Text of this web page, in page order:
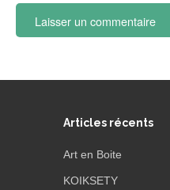
Articles récents
Art en Boite
KOIKSETY